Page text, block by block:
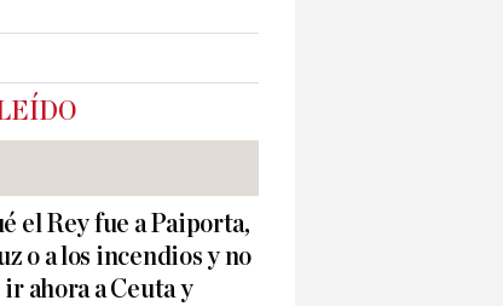
el Rey fue a Paiporta,
o a los incendios y no
ahora a Ceuta y